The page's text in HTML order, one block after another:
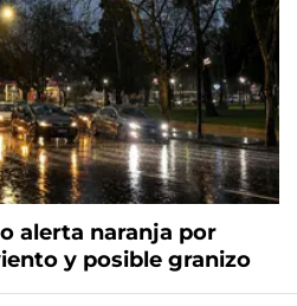
alerta naranja por
y posible granizo